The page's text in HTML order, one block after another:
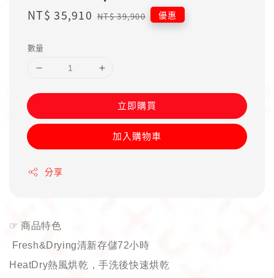
Sale
NT$ 35,910 Regular
NT$ 39,900 優惠
數量
立即購買
加入購物車
分享
☞ 商品特色
Fresh&Drying清新存儲72小時
HeatDry熱風烘乾，手洗後快速烘乾